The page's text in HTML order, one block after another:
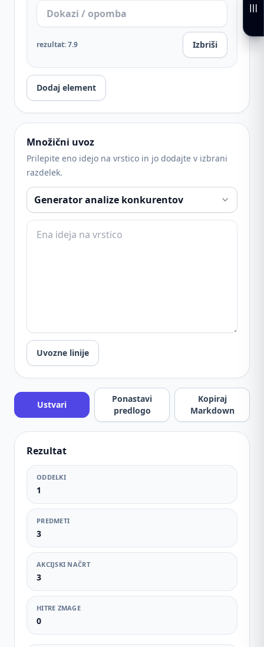
rezultat:7.9 Izbriši
Dodaj element
Množični uvoz
Prilepite eno idejo na vrstico in jo dodajte v izbrani
razdelek.
Uvozne linije
Ustvari
Ponastavi
predlogo
Kopiraj
Markdown
Rezultat
ODDELKI
1
PREDMETI
3
AKCIJSKI NAČRT
3
HITRE ZMAGE
0